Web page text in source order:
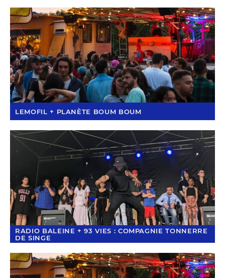
LEMOFIL + PLANÈTE BOUM BOUM
RADIO BALEINE + 93 VIES : COMPAGNIE TONNERRE
DE SINGE